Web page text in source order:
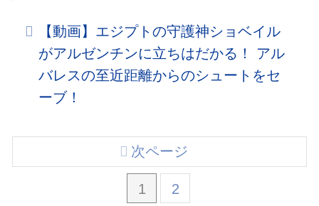
【動画】エジプトの守護神ショベイル
がアルゼンチンに立ちはだかる！ アル
バレスの至近距離からのシュートをセ
ーブ！
1 2
次ページ